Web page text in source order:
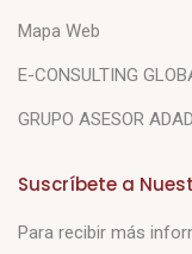
Mapa Web
E-CONSULTING
GRUPO ASESOR
Suscríbete a
Para recibir más